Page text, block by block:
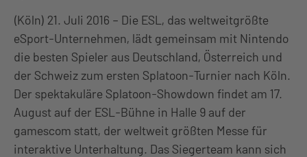
(Köln) 21. Juli 2016 – Die ESL, das weltweitgrößte
eSport-Unternehmen, lädt gemeinsam mit Nintendo
die besten Spieler aus Deutschland, Österreich und
der Schweiz zum ersten Splatoon-Turnier nach Köln.
Der spektakuläre Splatoon-Showdown findet am 17.
August auf der ESL-Bühne in Halle 9 auf der
gamescom statt, der weltweit größten Messe für
interaktive Unterhaltung. Das Siegerteam kann sich